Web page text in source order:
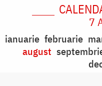
7
ianuarie februarie
august